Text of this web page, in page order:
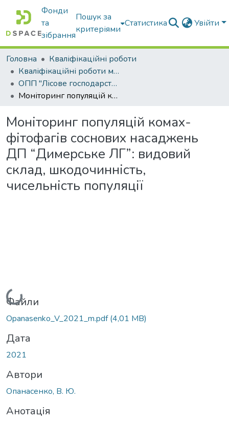
Фонди
та
зібрання
Пошук за
критеріями
Статистика Увійти
Головна
Кваліфікаційні роботи
Кваліфікаційні роботи магістрів
ОПП "Лісове господарство"
Моніторинг популяцій комах-фітофагів соснових насаджень ДП “Димерське ЛГ”: видовий склад, шкодочинність, чисельність популяції
Моніторинг популяцій комах-
фітофагів соснових насаджень
ДП “Димерське ЛГ”: видовий
склад, шкодочинність,
чисельність популяції
Вантажиться...
Файли
Opanasenko_V_2021_m.pdf(4,01 MB)
Дата
2021
Автори
Опанасенко, В. Ю.
Анотація